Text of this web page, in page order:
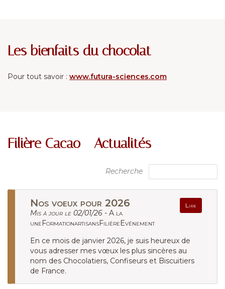
Les bienfaits du chocolat
Pour tout savoir : www.futura-sciences.com
Filière Cacao - Actualités
Recherche
Nos voeux pour 2026 Lire
Mis à jour le 02/01/26 - A la
uneFormationartisansFilièreEvénement
En ce mois de janvier 2026, je suis heureux de
vous adresser mes vœux les plus sincères au
nom des Chocolatiers, Confiseurs et Biscuitiers
de France.